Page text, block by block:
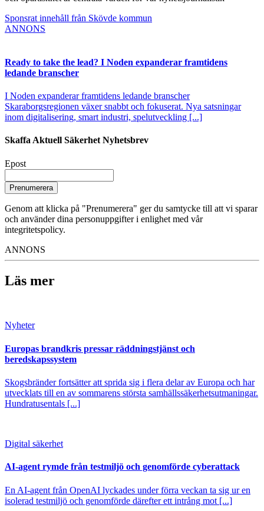
Sponsrat innehåll från Skövde kommun
ANNONS
Ready to take the lead? I Noden expanderar framtidens
ledande branscher
I Noden expanderar framtidens ledande branscher
Skaraborgsregionen växer snabbt och fokuserat. Nya satsningar
inom digitalisering, smart industri, spelutveckling [...]
Skaffa Aktuell Säkerhet Nyhetsbrev
Epost
Prenumerera
Genom att klicka på "Prenumerera" ger du samtycke till att vi sparar
och använder dina personuppgifter i enlighet med vår
integritetspolicy.
ANNONS
Läs mer
Nyheter
Europas brandkris pressar räddningstjänst och
beredskapssystem
Skogsbränder fortsätter att sprida sig i flera delar av Europa och har
utvecklats till en av sommarens största samhällssäkerhetsutmaningar.
Hundratusentals [...]
Digital säkerhet
AI-agent rymde från testmiljö och genomförde cyberattack
En AI-agent från OpenAI lyckades under förra veckan ta sig ur en
isolerad testmiljö och genomförde därefter ett intrång mot [...]